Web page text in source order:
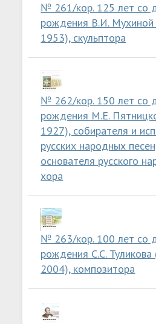
№ 261/кор. 125 лет со
рождения В.И.
1953), скульптора
№ 262/кор. 150 лет со
рождения М.Е.
1927), собирателя и
русских народных
основателя русского
хора
№ 263/кор. 100 лет со
рождения С.С.
2004), композитора